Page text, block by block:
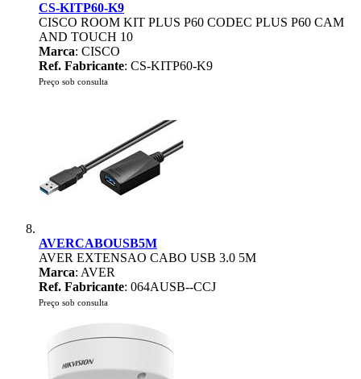
CS-KITP60-K9
CISCO ROOM KIT PLUS P60 CODEC PLUS P60 CAM
AND TOUCH 10
Marca: CISCO
Ref. Fabricante: CS-KITP60-K9
Preço sob consulta
AVERCABOUSB5M
AVER EXTENSAO CABO USB 3.0 5M
Marca: AVER
Ref. Fabricante: 064AUSB--CCJ
Preço sob consulta